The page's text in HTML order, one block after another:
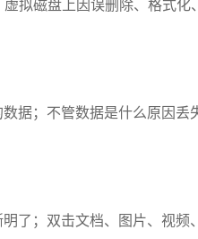
拟磁盘上因误删除、格式
据；不管数据是什么原因丢
了；双击文档、图片、视频